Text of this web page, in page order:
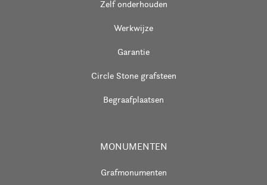
Zelf onderhouden
Werkwijze
Garantie
Circle Stone grafsteen
Begraafplaatsen
MONUMENTEN
Grafmonumenten